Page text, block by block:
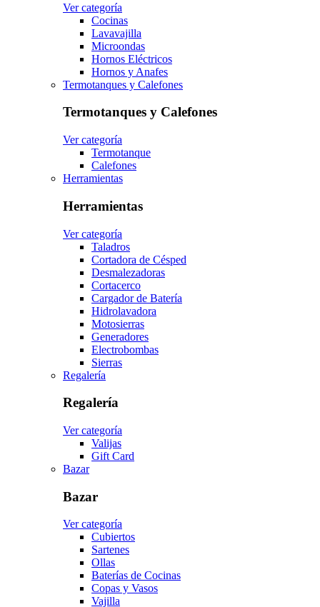
Ver categoría
Cocinas
Lavavajilla
Microondas
Hornos Eléctricos
Hornos y Anafes
Termotanques y Calefones
Termotanques y Calefones
Ver categoría
Termotanque
Calefones
Herramientas
Herramientas
Ver categoría
Taladros
Cortadora de Césped
Desmalezadoras
Cortacerco
Cargador de Batería
Hidrolavadora
Motosierras
Generadores
Electrobombas
Sierras
Regalería
Regalería
Ver categoría
Valijas
Gift Card
Bazar
Bazar
Ver categoría
Cubiertos
Sartenes
Ollas
Baterías de Cocinas
Copas y Vasos
Vajilla